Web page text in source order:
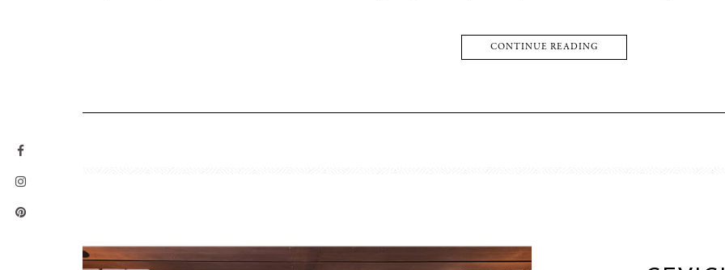
CONTINUE READING